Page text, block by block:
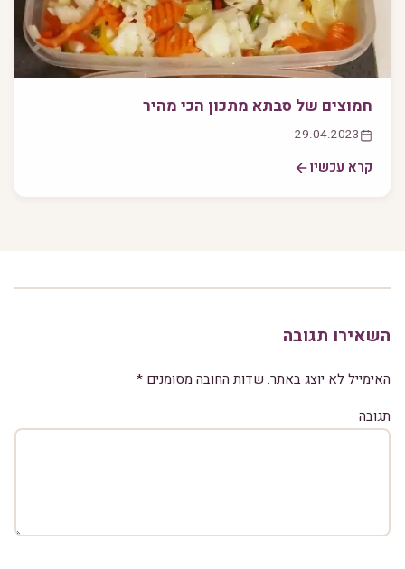
חמוצים של סבתא מתכון הכי מהיר
29.04.2023
קרא עכשיו
השאירו תגובה
האימייל לא יוצג באתר. שדות החובה מסומנים *
תגובה